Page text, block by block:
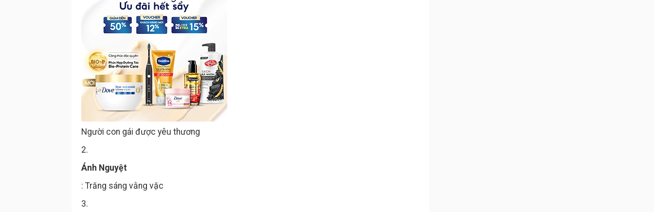
Người con gái được yêu thương
2.
Ánh Nguyệt
: Trăng sáng vằng vặc
3.